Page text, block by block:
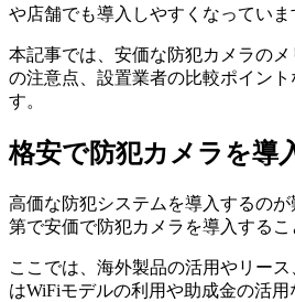
や店舗でも導入しやすくなっていま
本記事では、安価な防犯カメラの
の注意点、設置業者の比較ポイント
す。
格安で防犯カメラを導
高価な防犯システムを導入するの
第で安価で防犯カメラを導入するこ
ここでは、海外製品の活用やリー
はWiFiモデルの利用や助成金の活